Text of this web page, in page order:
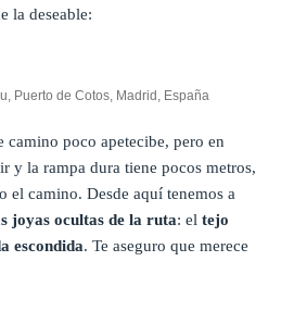
la deseable:
Puerto de Cotos, Madrid, España
camino poco apetecibe, pero en
y la rampa dura tiene pocos metros,
el camino. Desde aquí tenemos a
joyas ocultas de la ruta: eltejo
escondida. Te aseguro que merece